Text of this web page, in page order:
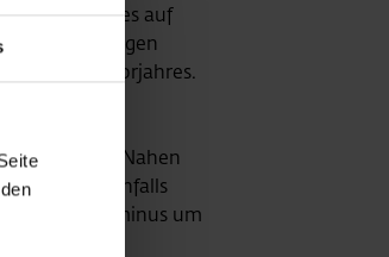
des Vorjahres auf
Flugbewegungen
Juli des Vorjahres.
jenes in den Nahen
97,6% ebenfalls
Passagierminus um